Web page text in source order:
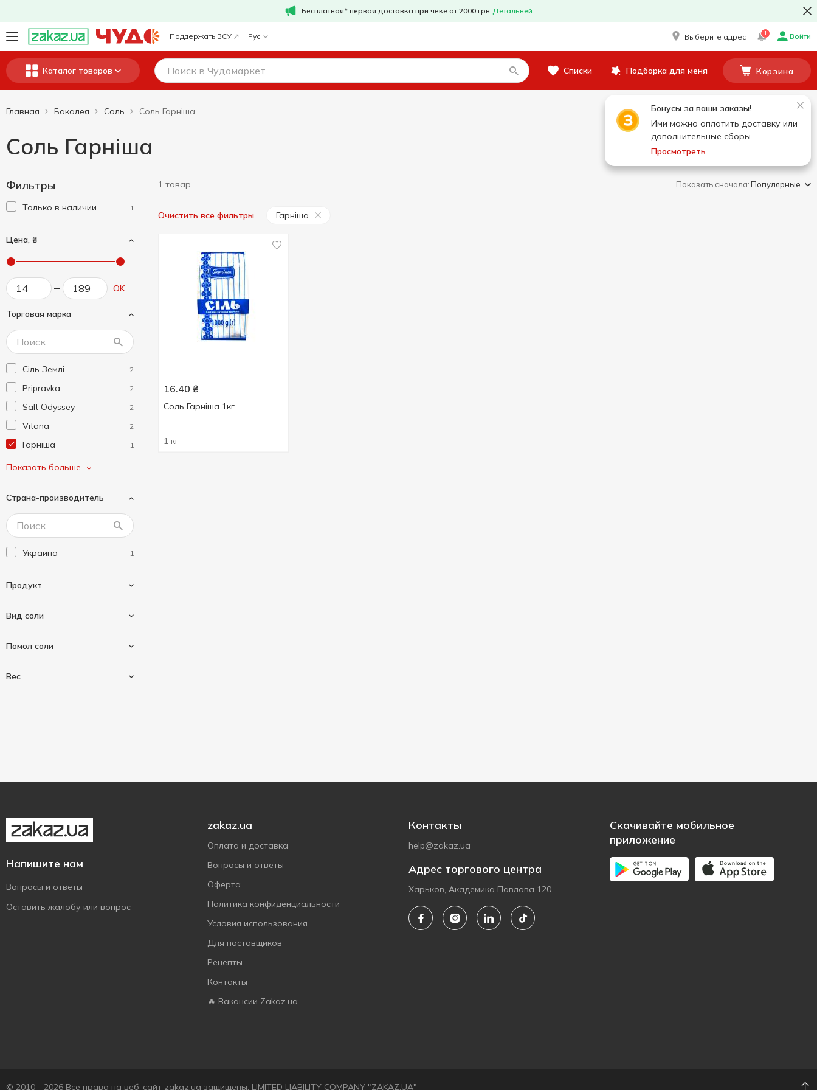
Бесплатная* первая доставка при чеке от 2000 грн Детальней
Поддержать ВСУ Рус Выберите адрес 1 Войти
Каталог товаров Списки Подборка для меня Корзина
Бонусы за ваши заказы!
Ими можно оплатить доставку или
дополнительные сборы.
Просмотреть
Главная Бакалея Соль Соль Гарніша
Соль Гарніша
Фильтры
Только в наличии 1
Цена, ₴
OK
Торговая марка
Cіль Землі 2
Pripravka 2
Salt Odyssey 2
Vitana 2
Гарніша 1
Ласочка
Форум 1
Показать больше
Страна-производитель
Украина 1
Продукт
Вид соли
Помол соли
Вес
1 товар Показать сначала:Популярные
Очистить все фильтры Гарніша
16.40 ₴
Соль Гарніша 1кг
1 кг
Напишите нам
Вопросы и ответы
Оставить жалобу или вопрос
zakaz.ua
Оплата и доставка
Вопросы и ответы
Оферта
Политика конфиденциальности
Условия использования
Для поставщиков
Рецепты
Контакты
🔥 Вакансии Zakaz.ua
Контакты
help@zakaz.ua
Адрес торгового центра
Харьков, Академика Павлова 120
Скачивайте мобильное
приложение
© 2010 - 2026 Все права на веб-сайт zakaz.ua защищены. LIMITED LIABILITY COMPANY "ZAKAZ.UA"